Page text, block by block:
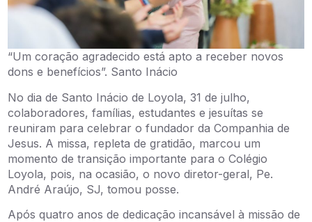
“Um coração agradecido está apto a receber novos
dons e benefícios”. Santo Inácio
No dia de Santo Inácio de Loyola, 31 de julho,
colaboradores, famílias, estudantes e jesuítas se
reuniram para celebrar o fundador da Companhia de
Jesus. A missa, repleta de gratidão, marcou um
momento de transição importante para o Colégio
Loyola, pois, na ocasião, o novo diretor-geral, Pe.
André Araújo, SJ, tomou posse.
Após quatro anos de dedicação incansável à missão de